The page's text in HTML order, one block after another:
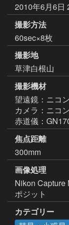
2010年6月6日
撮影方法
60sec×8枚
撮影地
草津白根山
撮影機材
望遠鏡：ニコン
カメラ：ニコン
赤道儀：
焦点距離
300mm
画像処理
Nikon Capture
ポジット
カテゴリー